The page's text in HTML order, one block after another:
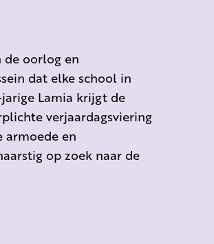
de oorlog en
dat elke school in
Lamia krijgt de
verjaardagsviering
armoede en
op zoek naar de